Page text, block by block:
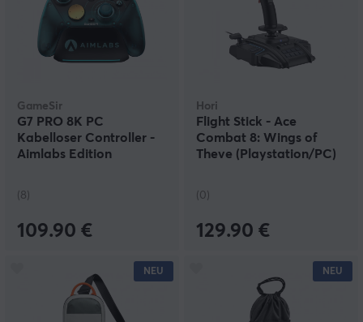
GameSir
G7 PRO 8K PC
Kabelloser Controller -
Aimlabs Edition
(8)
109.90 €
Hori
Flight Stick - Ace
Combat 8: Wings of
Theve (Playstation/PC)
(0)
129.90 €
NEU NEU